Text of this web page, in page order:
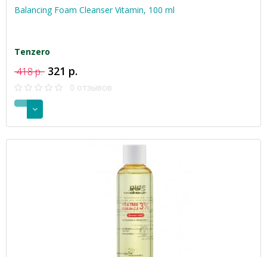
Balancing Foam Cleanser Vitamin, 100 ml
Tenzero
418 р. 321 р.
0 отзывов